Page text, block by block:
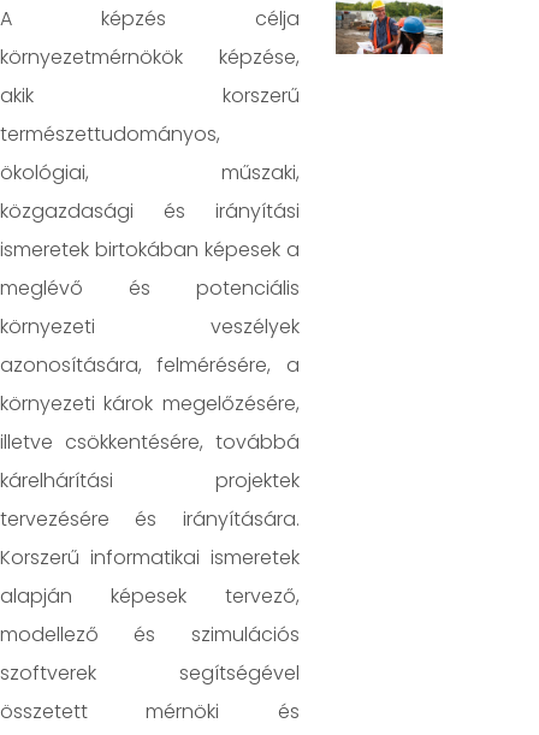
A képzés célja
környezetmérnökök képzése,
akik korszerű
természettudományos,
ökológiai, műszaki,
közgazdasági és irányítási
ismeretek birtokában képesek a
meglévő és potenciális
környezeti veszélyek
azonosítására, felmérésére, a
környezeti károk megelőzésére,
illetve csökkentésére, továbbá
kárelhárítási projektek
tervezésére és irányítására.
Korszerű informatikai ismeretek
alapján képesek tervező,
modellező és szimulációs
szoftverek segítségével
összetett mérnöki és